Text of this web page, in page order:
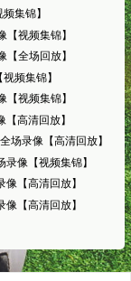
集锦】
视频集锦】
全场回放】
频集锦】
视频集锦】
高清回放】
场录像【高清回放】
像【视频集锦】
【高清回放】
【高清回放】